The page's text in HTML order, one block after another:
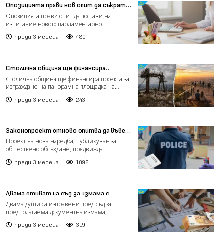
Опозицията прави нов опит да съкрати
държавни служители с реформа
Опозицията прави опит да постави на
изпитание новото парламентарно
преди 3 месеца 480
Столична община ще финансира
панорамна площадка на Копитото на
Витоша
Столична община ще финансира проекта за
изграждане на панорамна площадка на
преди 3 месеца 243
Законопроект отново опитва да въведе
задължително тестване за наркотици в
МВР (видео)
Проект на нова наредба, публикуван за
обществено обсъждане, предвижда
преди 3 месеца 1092
Двама отиват на съд за измама с
обществена поръчка в Берковица
Двама души са изправени пред съд за
предполагаема документна измама,
преди 3 месеца 319